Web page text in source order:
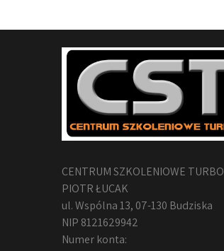
CENTRUM SZKOLENIOWE TURBO
PIOTR ŁUCAK
ul. Wspólna 13, 07-130 Budziska
NIP 8121629942
Numer konta: